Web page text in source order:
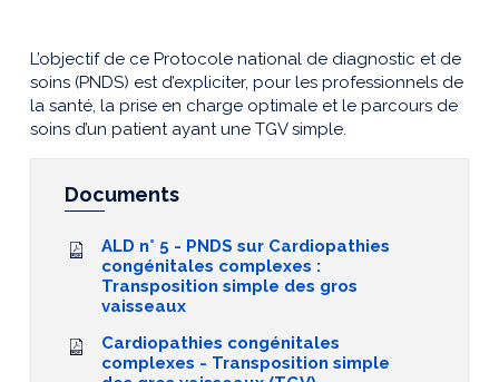
L’objectif de ce Protocole national de diagnostic et de
soins (PNDS) est d’expliciter, pour les professionnels de
la santé, la prise en charge optimale et le parcours de
soins d’un patient ayant une TGV simple.
Documents
ALD n° 5 - PNDS sur Cardiopathies
congénitales complexes :
Transposition simple des gros
vaisseaux
Cardiopathies congénitales
complexes - Transposition simple